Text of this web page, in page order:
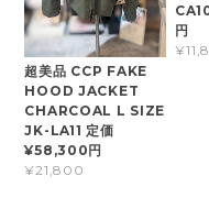
超美品 CCP FAKE
HOOD JACKET
CHARCOAL L SIZE
JK-LA11 定価
¥58,300円
¥21,800
円